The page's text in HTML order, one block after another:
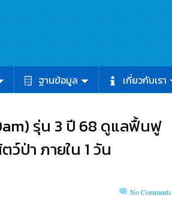
ฐานข้อมูล เกี่ยวกับเรา
รุ่น 3 ปี 68 ดูแลฟื้นฟู
ป่า ภายใน 1 วัน
No Comments